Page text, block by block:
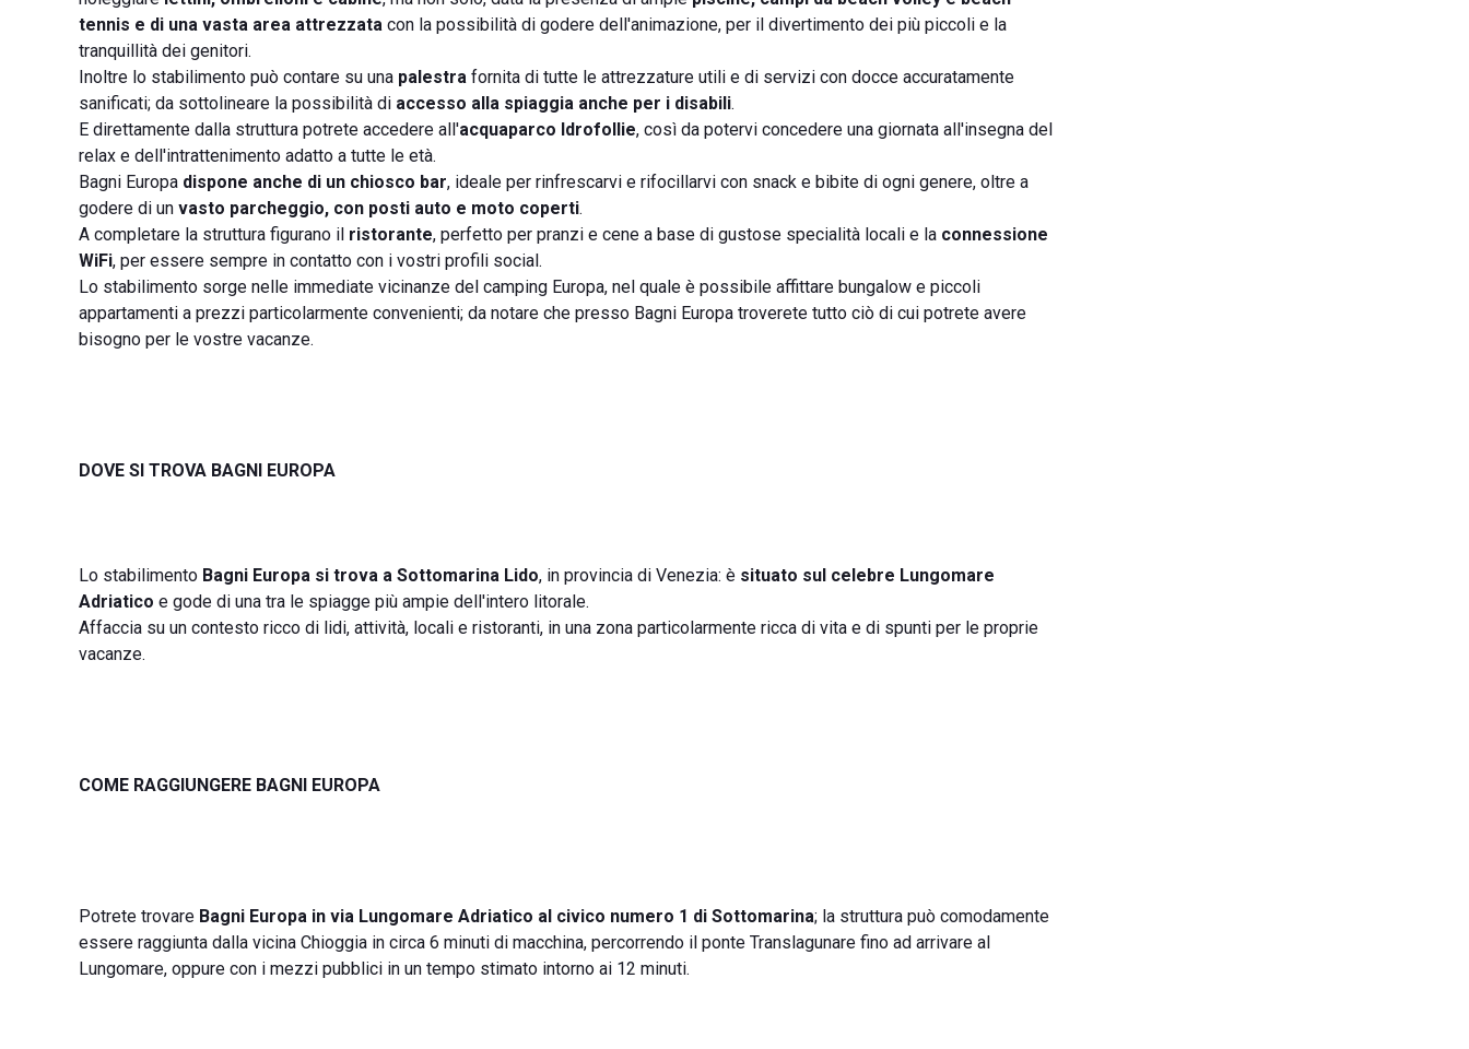
tennis e di una vasta area attrezzata con la possibilità di godere dell'animazione, per il divertimento dei più piccoli e la
tranquillità dei genitori.
Inoltre lo stabilimento può contare su una palestra fornita di tutte le attrezzature utili e di servizi con docce accuratamente
sanificati; da sottolineare la possibilità di accesso alla spiaggia anche per i disabili.
E direttamente dalla struttura potrete accedere all'acquaparco Idrofollie, così da potervi concedere una giornata all'insegna del
relax e dell'intrattenimento adatto a tutte le età.
Bagni Europa dispone anche di un chiosco bar, ideale per rinfrescarvi e rifocillarvi con snack e bibite di ogni genere, oltre a
godere di un vasto parcheggio, con posti auto e moto coperti.
A completare la struttura figurano il ristorante, perfetto per pranzi e cene a base di gustose specialità locali e la connessione
WiFi, per essere sempre in contatto con i vostri profili social.
Lo stabilimento sorge nelle immediate vicinanze del camping Europa, nel quale è possibile affittare bungalow e piccoli
appartamenti a prezzi particolarmente convenienti; da notare che presso Bagni Europa troverete tutto ciò di cui potrete avere
bisogno per le vostre vacanze.
DOVE SI TROVA BAGNI EUROPA
Lo stabilimento Bagni Europa si trova a Sottomarina Lido, in provincia di Venezia: è situato sul celebre Lungomare
Adriatico e gode di una tra le spiagge più ampie dell'intero litorale.
Affaccia su un contesto ricco di lidi, attività, locali e ristoranti, in una zona particolarmente ricca di vita e di spunti per le proprie
vacanze.
COME RAGGIUNGERE BAGNI EUROPA
Potrete trovare Bagni Europa in via Lungomare Adriatico al civico numero 1 di Sottomarina; la struttura può comodamente
essere raggiunta dalla vicina Chioggia in circa 6 minuti di macchina, percorrendo il ponte Translagunare fino ad arrivare al
Lungomare, oppure con i mezzi pubblici in un tempo stimato intorno ai 12 minuti.